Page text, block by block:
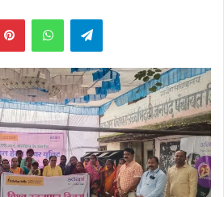
PinterestWhatsAppTelegram